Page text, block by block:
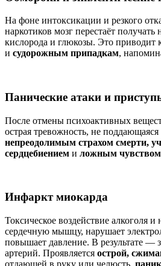
На фоне интоксикации и резкого
наркотиков мозг перестаёт
кислорода и глюкозы. Это приводит
и судорожным припадкам,
Панические атаки и
После отмены психоактивных
острая тревожность, не
непреодолимым страхом смерти,
сердцебиением и ложным
Инфаркт миокарда
Токсическое воздействие алкоголя и
сердечную мышцу, нарушает
повышает давление. В результате —
артерий. Проявляется острой,
отдающей в руку или челюсть,